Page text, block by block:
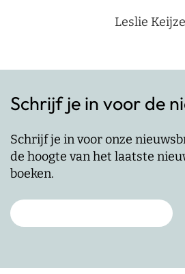
Leslie
Schrijf je in voor de
Schrijf je in voor onze
de hoogte van het laatste
boeken.